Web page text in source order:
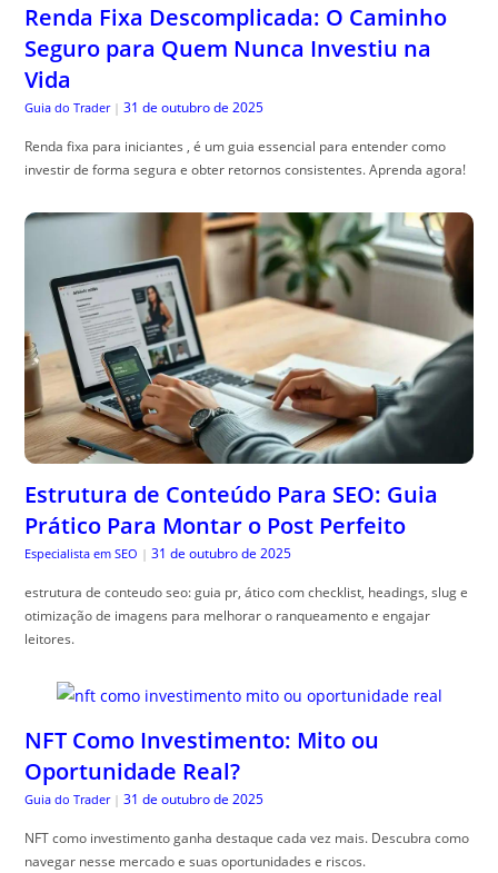
Renda Fixa Descomplicada: O Caminho
Seguro para Quem Nunca Investiu na
Vida
Guia do Trader | 31 de outubro de 2025
Renda fixa para iniciantes , é um guia essencial para entender como
investir de forma segura e obter retornos consistentes. Aprenda agora!
Estrutura de Conteúdo Para SEO: Guia
Prático Para Montar o Post Perfeito
Especialista em SEO | 31 de outubro de 2025
estrutura de conteudo seo: guia pr, ático com checklist, headings, slug e
otimização de imagens para melhorar o ranqueamento e engajar
leitores.
NFT Como Investimento: Mito ou
Oportunidade Real?
Guia do Trader | 31 de outubro de 2025
NFT como investimento ganha destaque cada vez mais. Descubra como
navegar nesse mercado e suas oportunidades e riscos.